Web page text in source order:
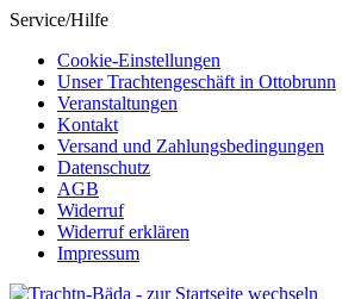
Service/Hilfe
Cookie-Einstellungen
Unser Trachtengeschäft in Ottobrunn
Veranstaltungen
Kontakt
Versand und Zahlungsbedingungen
Datenschutz
AGB
Widerruf
Widerruf erklären
Impressum